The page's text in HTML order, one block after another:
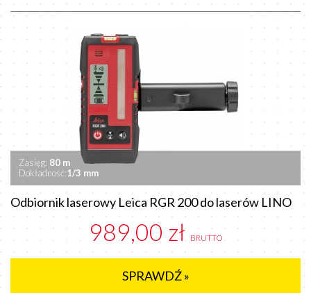
Zasięg: 80 m
Dokładność:1/3 mm
Odbiornik laserowy Leica RGR 200 do laserów LINO
989,00 zł BRUTTO
SPRAWDŹ »